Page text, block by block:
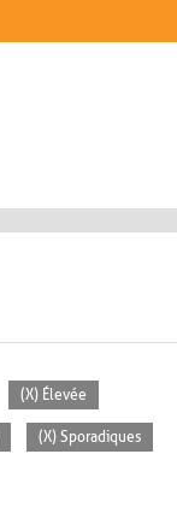
(X) Élevée
(X) Sporadiques